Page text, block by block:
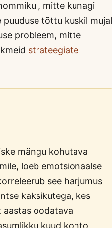
mitte kunagi
puuduse tõttu kuskil mujal
probleem, mitte
strateegiate
mängu kohutava
loeb emotsionaalse
see harjumus
kaksikutega, kes
aastas oodatava
kuud konto